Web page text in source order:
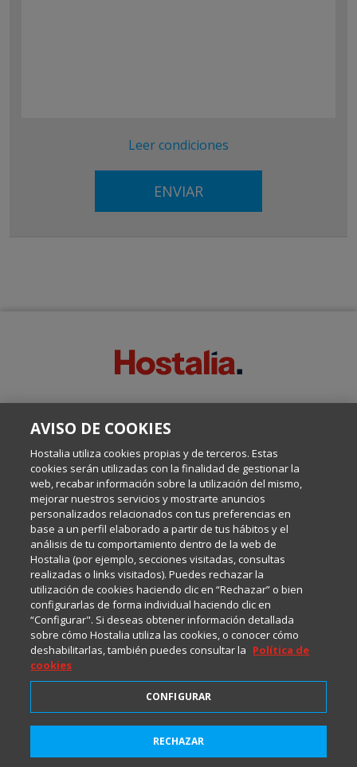
Leer condiciones
Escrito por el equipo de Comunicación de Hostalia, dirigido por
Internet y Tecnología.
Política de privacidad
Política de cookies
Aviso legal
2001-2026 © Copyright
Todos los Derechos Reservados
AVISO DE COOKIES
Hostalia utiliza cookies propias y de terceros. Estas
cookies serán utilizadas con la finalidad de gestionar la
web, recabar información sobre la utilización del mismo,
mejorar nuestros servicios y mostrarte anuncios
personalizados relacionados con tus preferencias en
base a un perfil elaborado a partir de tus hábitos y el
análisis de tu comportamiento dentro de la web de
Hostalia (por ejemplo, secciones visitadas, consultas
realizadas o links visitados). Puedes rechazar la
utilización de cookies haciendo clic en “Rechazar” o bien
configurarlas de forma individual haciendo clic en
“Configurar". Si deseas obtener información detallada
sobre cómo Hostalia utiliza las cookies, o conocer cómo
deshabilitarlas, también puedes consultar la Política de
cookies
CONFIGURAR
RECHAZAR